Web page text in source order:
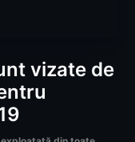
vizate de